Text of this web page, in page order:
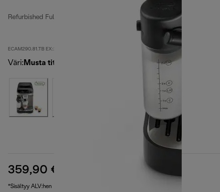
Refurbished Fully Automatic Coffee Makers
ECAM290.81.TB EX:2-second
Väri: Musta titaani
359,90 € alkuperäinen hinta 589,00 €
*Sisältyy ALV:hen